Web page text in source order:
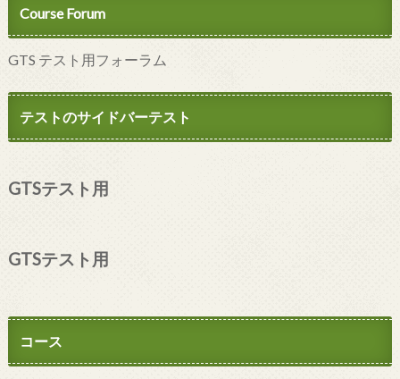
Course Forum
GTS テスト用フォーラム
テストのサイドバーテスト
GTSテスト用
GTSテスト用
コース